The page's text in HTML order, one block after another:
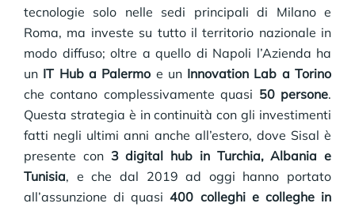
tecnologie solo nelle sedi principali di Milano e
Roma, ma investe su tutto il territorio nazionale in
modo diffuso; oltre a quello di Napoli l’Azienda ha
un IT Hub a Palermo e un Innovation Lab a Torino
che contano complessivamente quasi 50 persone.
Questa strategia è in continuità con gli investimenti
fatti negli ultimi anni anche all’estero, dove Sisal è
presente con 3 digital hub in Turchia, Albania e
Tunisia, e che dal 2019 ad oggi hanno portato
all’assunzione di quasi400 colleghi e colleghe in